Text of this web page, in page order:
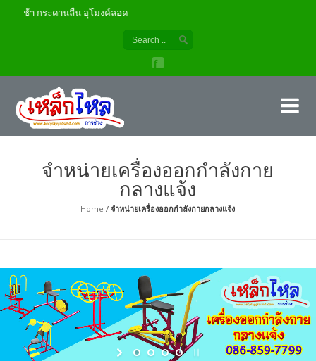
ลื่น อุโมงค์ลอด
จำหน่ายเครื่องออกกำลังกาย
กลางแจ้ง
Home /จำหน่ายเครื่องออกกำลังกายกลางแจ้ง